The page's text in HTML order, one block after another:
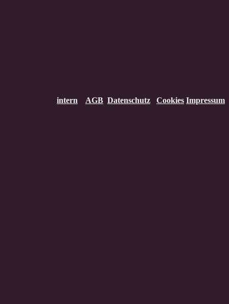
intern AGB Datenschutz Cookies Impressum